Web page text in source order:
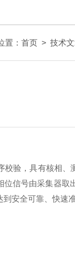
置： 首页 > 技术
验，具有核相、
信号由采集器取
安全可靠、快速